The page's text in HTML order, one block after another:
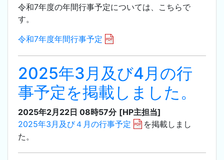
令和7年度の年間行事予定については、こちらで
す。
令和7年度年間行事予定
2025年3月及び4月の行
事予定を掲載しました。
2025年2月22日 08時57分 [HP主担当]
2025年3月及び４月の行事予定
を掲載しまし
た。